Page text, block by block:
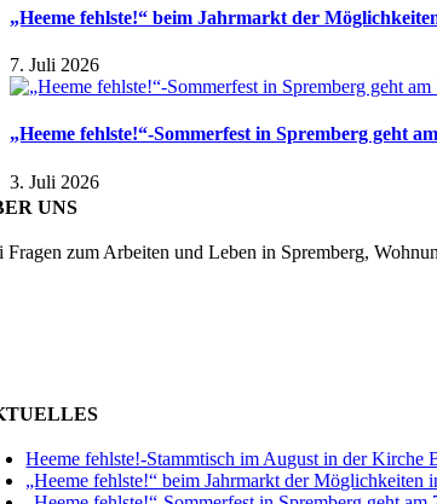
„Heeme fehlste!“ beim Jahrmarkt der
7. Juli 2026
„Heeme fehlste!“-Sommerfest in Spremberg geht
3. Juli 2026
UNS
Fragen zum Arbeiten und Leben in Spremberg,
Heeme fehlste!-Stammtisch im August in der Kirche
„Heeme fehlste!“ beim Jahrmarkt der Möglichkeiten